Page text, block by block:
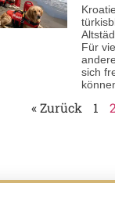
Für
sich
« Zurück 1